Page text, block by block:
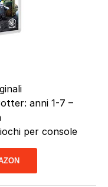
anni 1-7 –
per console